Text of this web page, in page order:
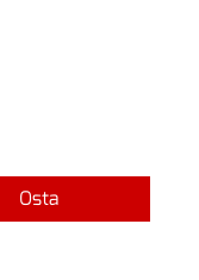
Osta